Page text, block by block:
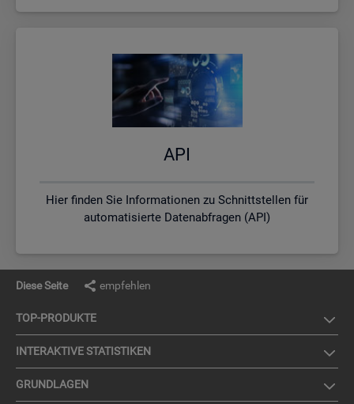
API
Hier finden Sie Informationen zu Schnittstellen für
automatisierte Datenabfragen (API)
Diese Seite empfehlen
TOP-PRO­DUK­TE
IN­TER­AK­TI­VE STA­TIS­TI­KEN
GRUND­LA­GEN